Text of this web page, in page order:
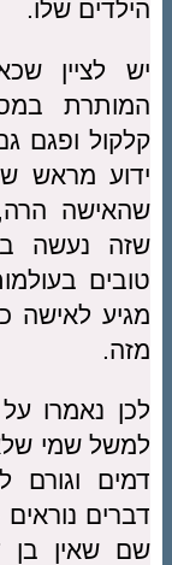
הילדים שלו.
יש לציין
המותרת
קלקול ופגם
ידוע מראש
שהאישה הרה,
שזה נעשה
טובים
מגיע לאישה
מזה.
לכן נאמרו על
למשל שמי שלא
דמים וגורם
דברים
שם שאין בן